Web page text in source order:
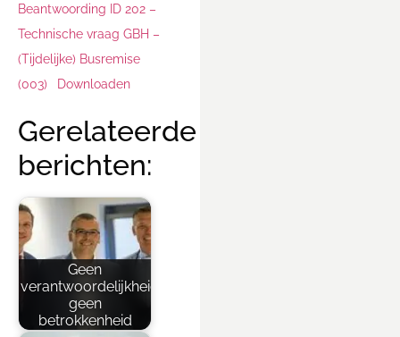
Beantwoording ID 202 –
Technische vraag GBH –
(Tijdelijke) Busremise
(003)
Downloaden
Gerelateerde
berichten:
Geen
verantwoordelijkheid,
geen
betrokkenheid